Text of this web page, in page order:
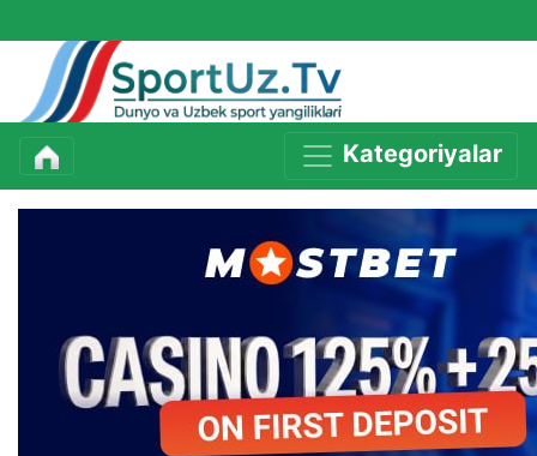
Kategoriyalar